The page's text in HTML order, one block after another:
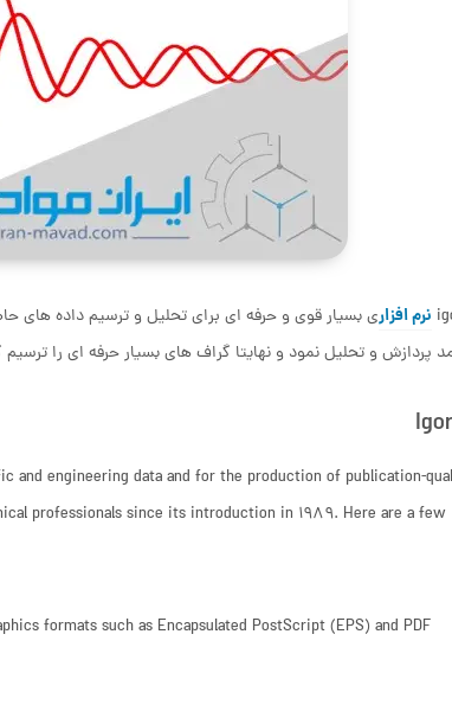
نرم افزاری بسیار قوی و حرفه ای برای تحلیل و ترسیم داده های
پردازش و تحلیل نمود و نهایتا گراف های بسیار حرفه ای را
engineering data and for the production of publication-
professionals since its introduction in 1989. Here are a few
formats such as Encapsulated PostScript (EPS) and PDF.